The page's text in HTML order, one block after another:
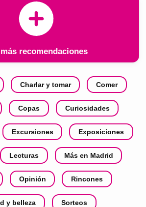
recomendaciones
Charlar y tomar Comer
Copas Curiosidades
Excursiones Exposiciones
Lecturas Más en Madrid
Opinión Rincones
y belleza Sorteos